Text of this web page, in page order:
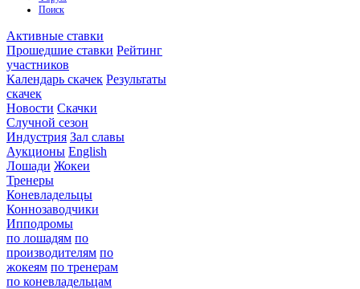
Поиск
Активные ставки
Прошедшие ставки Рейтинг
участников
Календарь скачек Результаты
скачек
Новости Скачки
Случной сезон
Индустрия Зал славы
Аукционы English
Лошади Жокеи
Тренеры
Коневладельцы
Коннозаводчики
Ипподромы
по лошадям по
производителям по
жокеям по тренерам
по коневладельцам